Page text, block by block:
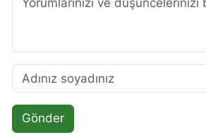
Gönder